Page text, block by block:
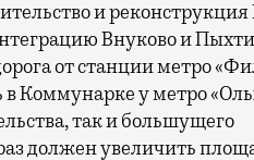
и реконструкция
Внуково и
от станции метро
в Коммунарке у метро
так и большущего
должен увеличить